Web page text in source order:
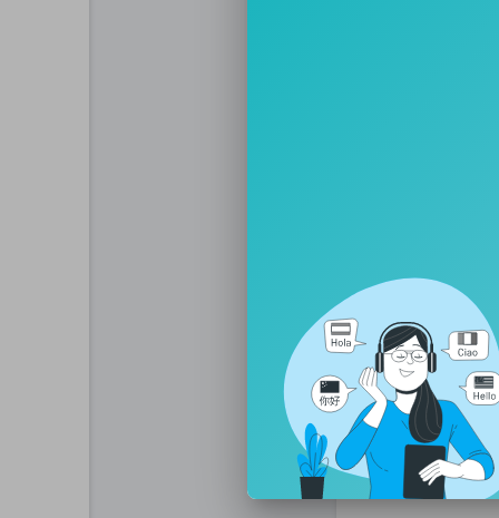
Вот так мавр
отвернув от
http://
http://
http://